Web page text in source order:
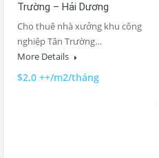
Trường – Hải Dương
Cho thuê nhà xưởng khu công
nghiệp Tân Trường…
More Details
$2.0 ++/m2/tháng